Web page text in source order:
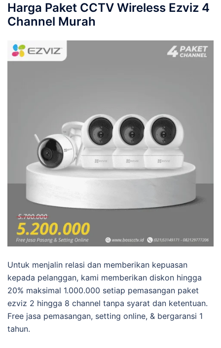
Harga Paket CCTV Wireless Ezviz 4
Channel Murah
Untuk menjalin relasi dan memberikan kepuasan
kepada pelanggan, kami memberikan diskon hingga
20% maksimal 1.000.000 setiap pemasangan paket
ezviz 2 hingga 8 channel tanpa syarat dan ketentuan.
Free jasa pemasangan, setting online, & bergaransi 1
tahun.